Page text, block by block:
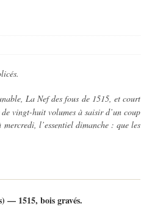
La Nef des fous de 1515, et court
vingt-huit volumes à saisir d’un coup
l’essentiel dimanche : que les
— 1515, bois gravés.